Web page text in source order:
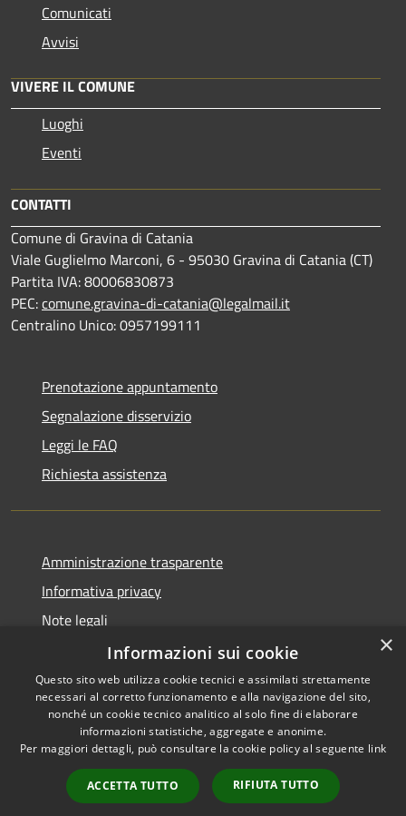
Comunicati
Avvisi
VIVERE IL COMUNE
Luoghi
Eventi
CONTATTI
Comune di Gravina di Catania
Viale Guglielmo Marconi, 6 - 95030 Gravina di Catania (CT)
Partita IVA: 80006830873
PEC:comune.gravina-di-catania@legalmail.it
Centralino Unico: 0957199111
Prenotazione appuntamento
Segnalazione disservizio
Leggi le FAQ
Richiesta assistenza
Amministrazione trasparente
Informativa privacy
Note legali
Dichiarazione di accessibilità
RSS
Accessibilità
Copyright © 2026 • Comune di
Gravina di Catania • Powered
byMunicipium
Accesso
redazione
×
Informazioni sui cookie
Questo sito web utilizza cookie tecnici e assimilati strettamente
necessari al corretto funzionamento e alla navigazione del sito,
nonché un cookie tecnico analitico al solo fine di elaborare
informazioni statistiche, aggregate e anonime.
Per maggiori dettagli, può consultare la cookie policy al seguente link
ACCETTA TUTTO RIFIUTA TUTTO